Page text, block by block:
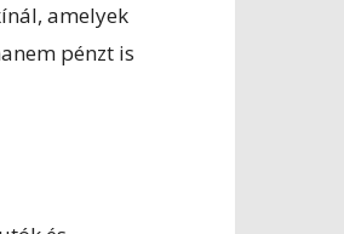
amelyek
pénzt is